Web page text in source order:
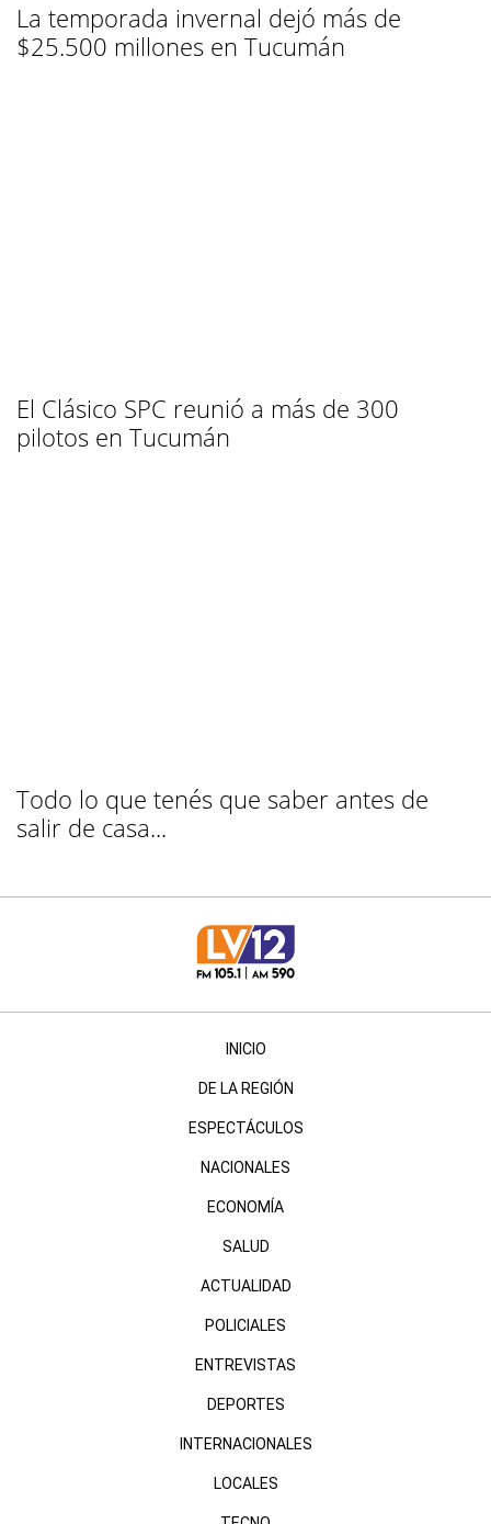
La temporada invernal dejó más de
$25.500 millones en Tucumán
El Clásico SPC reunió a más de 300
pilotos en Tucumán
Todo lo que tenés que saber antes de
salir de casa...
INICIO
DE LA REGIÓN
ESPECTÁCULOS
NACIONALES
ECONOMÍA
SALUD
ACTUALIDAD
POLICIALES
ENTREVISTAS
DEPORTES
INTERNACIONALES
LOCALES